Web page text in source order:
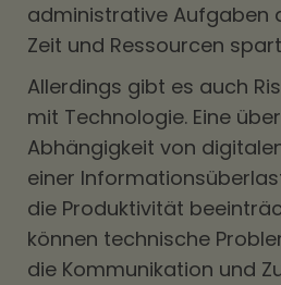
administrative Aufgaben
Zeit und Ressourcen
Allerdings gibt es auch
mit Technologie. Eine
Abhängigkeit von
einer
die Produktivität
können technische
die Kommunikation und